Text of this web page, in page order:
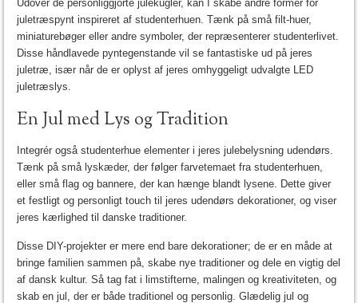
Udover de personliggjorte julekugler, kan I skabe andre former for
juletræspynt inspireret af studenterhuen. Tænk på små filt-huer,
miniaturebøger eller andre symboler, der repræsenterer studenterlivet.
Disse håndlavede pyntegenstande vil se fantastiske ud på jeres
juletræ, især når de er oplyst af jeres omhyggeligt udvalgte LED
juletræslys.
En Jul med Lys og Tradition
Integrér også studenterhue elementer i jeres julebelysning udendørs.
Tænk på små lyskæder, der følger farvetemaet fra studenterhuen,
eller små flag og bannere, der kan hænge blandt lysene. Dette giver
et festligt og personligt touch til jeres udendørs dekorationer, og viser
jeres kærlighed til danske traditioner.
Disse DIY-projekter er mere end bare dekorationer; de er en måde at
bringe familien sammen på, skabe nye traditioner og dele en vigtig del
af dansk kultur. Så tag fat i limstifterne, malingen og kreativiteten, og
skab en jul, der er både traditionel og personlig. Glædelig jul og